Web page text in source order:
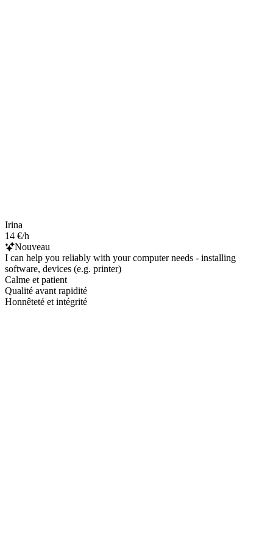
Irina
14 €/h
Nouveau
I can help you reliably with your computer needs - installing
software, devices (e.g. printer)
Calme et patient
Qualité avant rapidité
Honnêteté et intégrité